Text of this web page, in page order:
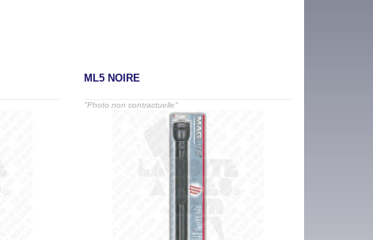
ML5 NOIRE
"Photo non contractuelle"